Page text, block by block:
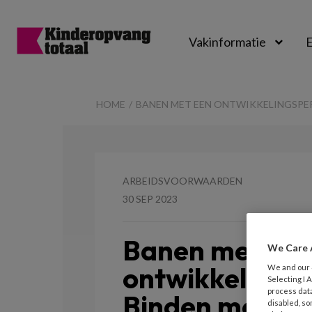
Vakinformatie
HOME BANEN MET EEN
ARBEIDSVOORWAARDEN
30 SEP 2023
Banen met
We Care
We and our
Selecting I
process
disabled,